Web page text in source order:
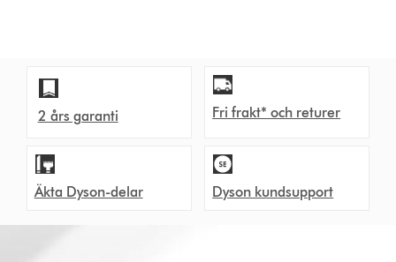
2 års garanti Fri frakt* och returer
Äkta Dyson-delar Dyson kundsupport